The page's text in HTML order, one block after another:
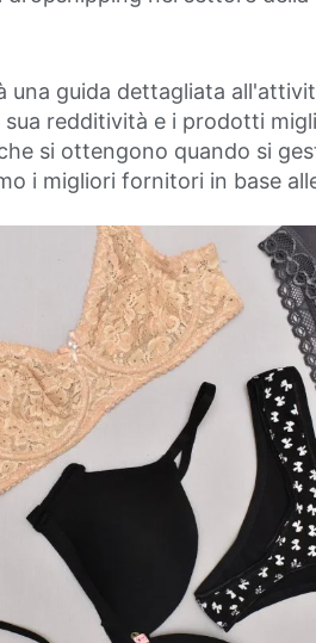
guida dettagliata
redditività e i prodotti
si ottengono quando si
i migliori fornitori in base